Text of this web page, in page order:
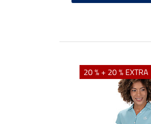
20 % + 20 % EXTRA